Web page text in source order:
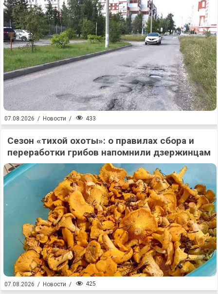
07.08.2026 / Новости / 433
Сезон «тихой охоты»: о правилах сбора и
переработки грибов напомнили дзержинцам
07.08.2026 / Новости / 425